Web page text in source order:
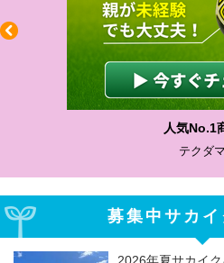
人気No.1
テクダマ
募集中サカイ
2026年夏サカイク